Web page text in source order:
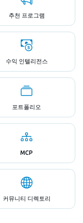
추천 프로그램
수익 인텔리전스
포트폴리오
MCP
커뮤니티 디렉토리